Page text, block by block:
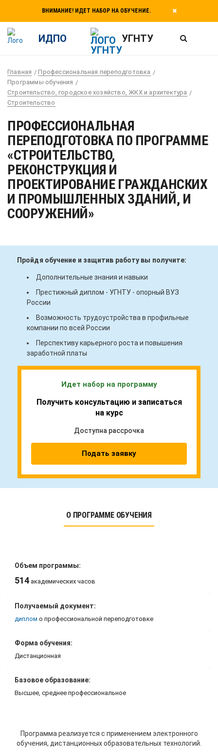
ВНИМАНИЕ! ИДЕТ НАБОР НА ОБУЧЕНИЕ.
ИДПО УГНТУ
Главная
Профессиональная переподготовка
Программы обучения
Строительство, городское хозяйство, ЖКХ и архитектура
Строительство
ПРОФЕССИОНАЛЬНАЯ
ПЕРЕПОДГОТОВКА ПО ПРОГРАММЕ
«СТРОИТЕЛЬСТВО,
РЕКОНСТРУКЦИЯ И
ПРОЕКТИРОВАНИЕ ГРАЖДАНСКИХ
И ПРОМЫШЛЕННЫХ ЗДАНИЙ, И
СООРУЖЕНИЙ»
Пройдя обучение и защитив работу вы получите:
Дополнительные знания и навыки
Престижный диплом - УГНТУ - опорный ВУЗ
России
Возможность трудоустройства в профильные
компании по всей России
Перспективу карьерного роста и повышения
заработной платы
Идет набор на программу
Получить консультацию и записаться
на курс
Доступна рассрочка
Подать заявку
О ПРОГРАММЕ ОБУЧЕНИЯ
Объем программы:
514 академических часов
Получаемый документ:
диплом о профессиональной переподготовке
Форма обучения:
Дистанционная
Базовое образование:
Высшее, среднее профессиональное
Программа реализуется с применением электронного
обучения, дистанционных образовательных технологий.